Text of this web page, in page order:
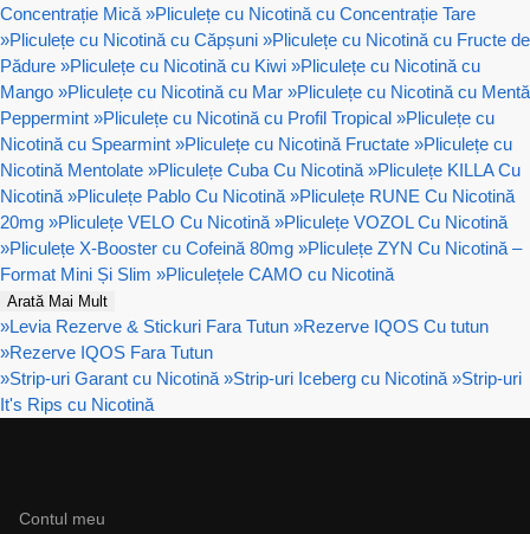
Concentrație Mică »Pliculețe cu Nicotină cu Concentrație Tare
»Pliculețe cu Nicotină cu Căpșuni »Pliculețe cu Nicotină cu Fructe de
Pădure »Pliculețe cu Nicotină cu Kiwi »Pliculețe cu Nicotină cu
Mango »Pliculețe cu Nicotină cu Mar »Pliculețe cu Nicotină cu Mentă
Peppermint »Pliculețe cu Nicotină cu Profil Tropical »Pliculețe cu
Nicotină cu Spearmint »Pliculețe cu Nicotină Fructate »Pliculețe cu
Nicotină Mentolate »Pliculețe Cuba Cu Nicotină »Pliculețe KILLA Cu
Nicotină »Pliculețe Pablo Cu Nicotină »Pliculețe RUNE Cu Nicotină
20mg »Pliculețe VELO Cu Nicotină »Pliculețe VOZOL Cu Nicotină
»Pliculețe X-Booster cu Cofeină 80mg »Pliculețe ZYN Cu Nicotină –
Format Mini Și Slim »Pliculețele CAMO cu Nicotină
Arată Mai Mult
»Levia Rezerve & Stickuri Fara Tutun »Rezerve IQOS Cu tutun
»Rezerve IQOS Fara Tutun
»Strip-uri Garant cu Nicotină »Strip-uri Iceberg cu Nicotină »Strip-uri
It's Rips cu Nicotină
Contul meu